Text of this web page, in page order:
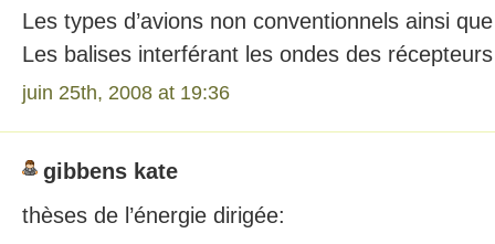
Les types d’avions non conventionnels ainsi
Les balises interférant les ondes des
juin 25th, 2008 at 19:36
gibbens kate
thèses de l’énergie dirigée: